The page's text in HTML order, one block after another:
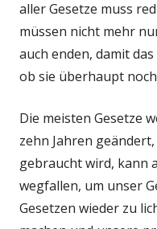
aller Gesetze muss
müssen nicht mehr
auch enden, damit
ob sie überhaupt
Die meisten Gesetze
zehn Jahren
gebraucht wird, kann
wegfallen, um unser
Gesetzen wieder zu